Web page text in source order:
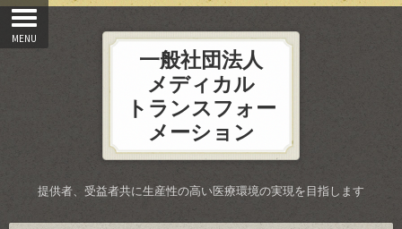
一般社団法人
メディカル
トランスフォー
メーション
提供者、受益者共に生産性の高い医療環境の実現を目指します